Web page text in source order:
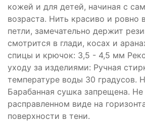
кожей и для детей, начиная с
возраста. Нить красиво и ровно
петли, замечательно держит
смотрится в глади, косах и
спицы и крючок: 3,5 - 4,5 мм
уходу за изделиями: Ручная
температуре воды 30 градусов.
Барабанная сушка запрещена.
расправленном виде на
поверхности в тени.